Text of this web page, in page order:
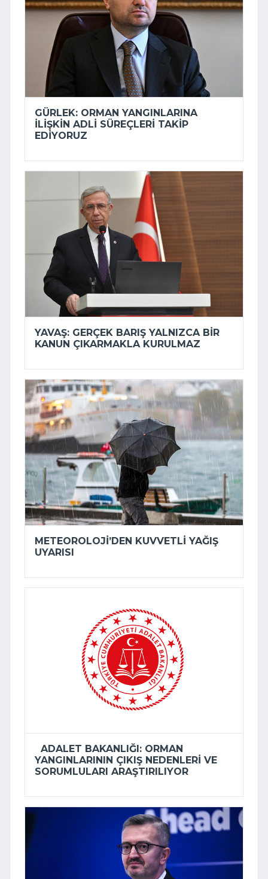
GÜRLEK: ORMAN YANGINLARINA
ILIŞKIN ADLI SÜREÇLERI TAKIP
EDIYORUZ
YAVAŞ: GERÇEK BARIŞ YALNIZCA BIR
KANUN ÇIKARMAKLA KURULMAZ
METEOROLOJI’DEN KUVVETLI YAĞIŞ
UYARISI
ADALET BAKANLIĞI: ORMAN
YANGINLARININ ÇIKIŞ NEDENLERI VE
SORUMLULARI ARAŞTIRILIYOR